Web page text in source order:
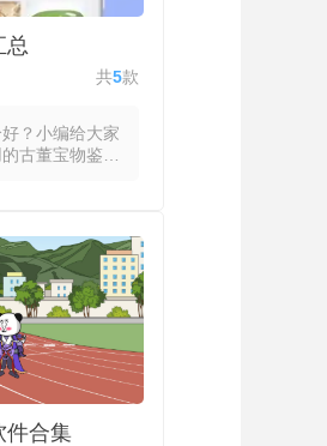
总
共5款
？小编给大家
古董宝物鉴定
进行匹配，输
率与市场参考
调整光线角度并
击鉴定后等待
果以标签形式标
间与相似馆藏
董鉴定软件还
特征分析。将
胎体密度与微
件合集